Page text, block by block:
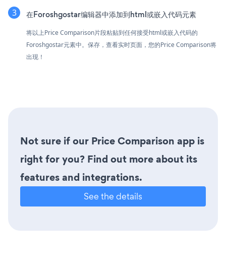
在Foroshgostar编辑器中添加到html或嵌入代码元素
将以上Price Comparison片段粘贴到任何接受html或嵌入代码的
Foroshgostar元素中。保存，查看实时页面，您的Price Comparison将
出现！
Not sure if our Price Comparison app is
right for you? Find out more about its
features and integrations.
See the details